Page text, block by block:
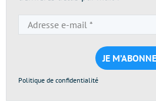
e-
mail
*
Politique de confidentialité